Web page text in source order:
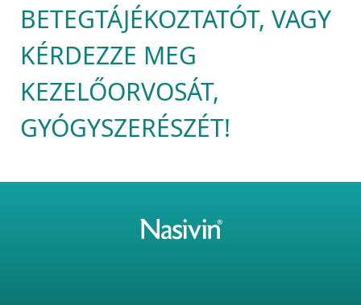
BETEGTÁJÉKOZTATÓT, VAGY
KÉRDEZZE MEG
KEZELŐORVOSÁT,
GYÓGYSZERÉSZÉT!